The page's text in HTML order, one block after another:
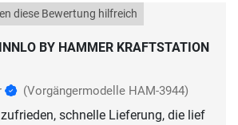
BY HAMMER KRAFTSTATION
diese Bewertung hilfreich
(Vorgängermodelle HAM-3944)
schnelle Lieferung, die lief